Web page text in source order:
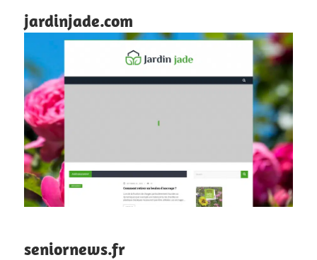
jardinjade.com
seniornews.fr